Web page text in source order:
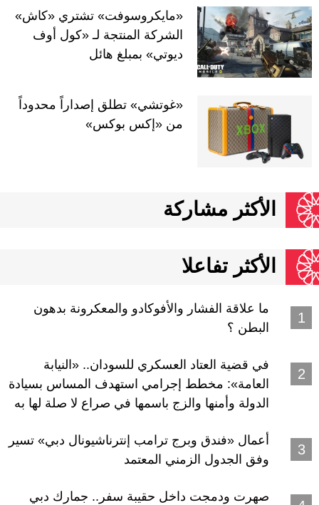
«مايكروسوفت» تشتري «كاش»
الشركة المنتجة لـ «كول أوف
ديوتي» بمبلغ هائل
«غوتشي» تطلق إصداراً محدوداً
من «إكس بوكس»
الأكثر مشاركة
الأكثر تفاعلا
ما علاقة الفشار والأفوكادو والمعكرونة بدهون
البطن ؟
في قضية العتاد العسكري للسودان.. «النيابة
العامة»: مخطط إجرامي استهدف المساس بسيادة
الدولة وأمنها والزج باسمها في صراع لا صلة لها به
أعمال «فندق وبرج ترامب إنترناشيونال دبي» تسير
وفق الجدول الزمني المعتمد
صهرت ودمجت داخل حقيبة سفر.. جمارك دبي